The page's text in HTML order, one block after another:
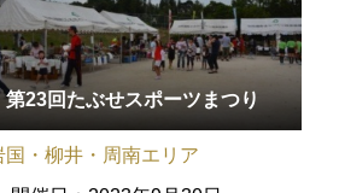
第23回たぶせスポーツまつり
国・柳井・周南エリア